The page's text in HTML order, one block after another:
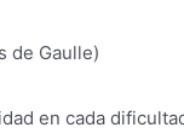
de Gaulle)
en cada